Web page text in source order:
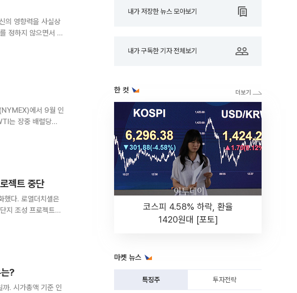
의 영향력을 사실상
정하지 않으면서 실
는 장중 배럴당
젝트 중단
치셸은
지 조성 프로젝트를
?
인
내가 저장한 뉴스 모아보기
내가 구독한 기자 전체보기
한 컷
코스피 4.58% 하락, 환율
1420원대 [포토]
마켓 뉴스
특징주 투자전략